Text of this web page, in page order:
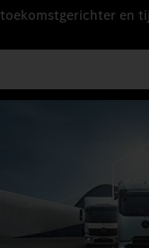
toekomstgerichter en